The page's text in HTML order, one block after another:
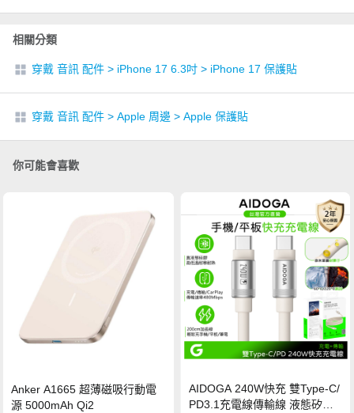
相關分類
穿戴 音訊 配件 > iPhone 17 6.3吋 > iPhone 17 保護貼
穿戴 音訊 配件 > Apple 周邊 > Apple 保護貼
你可能會喜歡
Anker A1665 超薄磁吸行動電
源 5000mAh Qi2
AIDOGA 240W快充 雙Type-C/
PD3.1充電線傳輸線 液態矽膠